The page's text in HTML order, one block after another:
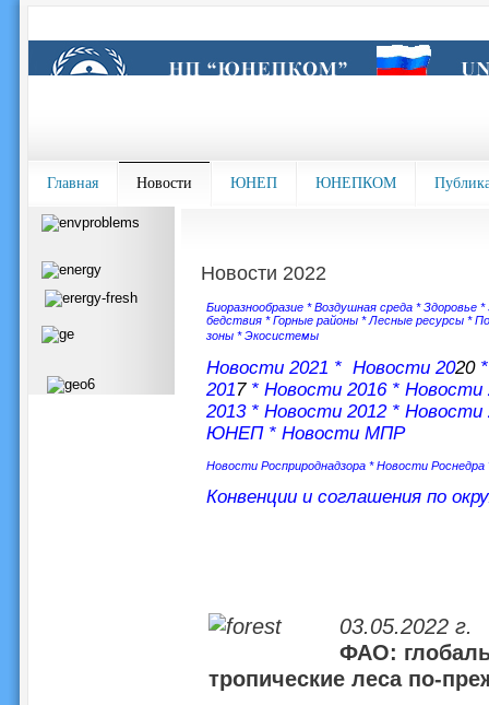
Главная Новости ЮНЕП ЮНЕПКОМ
Новости 2022
Биоразнообразие *Воздушная среда *Здоровье *
бедствия *Горные районы *Лесные ресурсы *
зоны *Экосистемы
Новости 2021 * Новости 2020
2017* Новости 2016* Новости
2013 * Новости 2012* Новости
ЮНЕП* Новости МПР
Новости Росприроднадзора*Новости Роснедра
Конвенции и соглашения по
03.05.2022 г.
ФАО:
тропические леса по-